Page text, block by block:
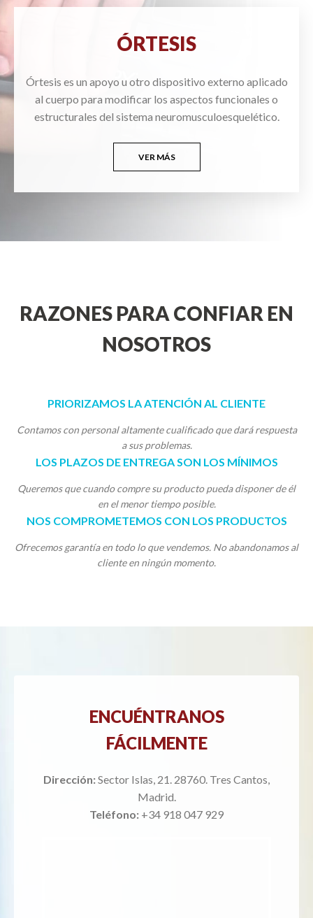
ÓRTESIS
Órtesis es un apoyo u otro dispositivo externo aplicado
al cuerpo para modificar los aspectos funcionales o
estructurales del sistema neuromusculoesquelético.
VER MÁS
RAZONES PARA CONFIAR EN
NOSOTROS
PRIORIZAMOS LA ATENCIÓN AL CLIENTE
Contamos con personal altamente cualificado que dará respuesta
a sus problemas.
LOS PLAZOS DE ENTREGA SON LOS MÍNIMOS
Queremos que cuando compre su producto pueda disponer de él
en el menor tiempo posible.
NOS COMPROMETEMOS CON LOS PRODUCTOS
Ofrecemos garantía en todo lo que vendemos. No abandonamos al
cliente en ningún momento.
ENCUÉNTRANOS
FÁCILMENTE
Dirección:Sector Islas, 21. 28760. Tres Cantos,
Madrid.
Teléfono: +34 918 047 929